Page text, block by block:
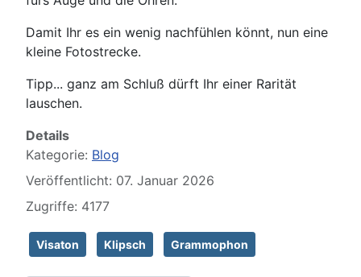
Damit Ihr es ein wenig nachfühlen könnt, nun eine
kleine Fotostrecke.
Tipp... ganz am Schluß dürft Ihr einer Rarität
lauschen.
Details
Kategorie: Blog
Veröffentlicht: 07. Januar 2026
Zugriffe: 4177
Visaton Klipsch Grammophon